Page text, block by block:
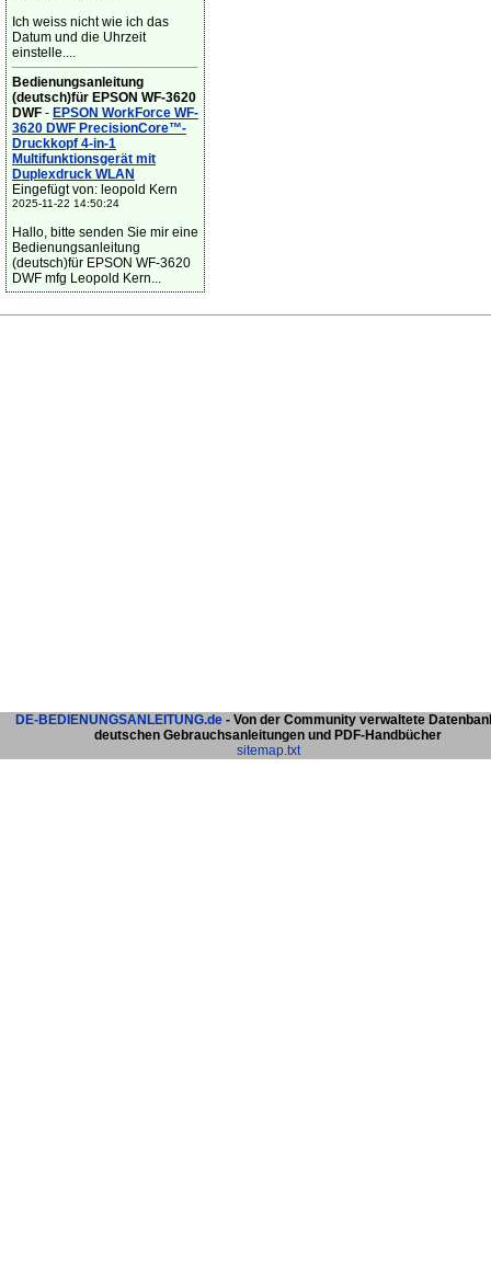
Ich weiss nicht wie ich das
Datum und die Uhrzeit
einstelle....
Bedienungsanleitung
(deutsch)für EPSON WF-3620
DWF - EPSON WorkForce WF-
3620 DWF PrecisionCore™-
Druckkopf 4-in-1
Multifunktionsgerät mit
Duplexdruck WLAN
Eingefügt von: leopold Kern
2025-11-22 14:50:24
Hallo, bitte senden Sie mir eine
Bedienungsanleitung
(deutsch)für EPSON WF-3620
DWF mfg Leopold Kern...
DE-BEDIENUNGSANLEITUNG.de - Von der Community verwaltete
deutschen Gebrauchsanleitungen und PDF-Handbücher
sitemap.txt